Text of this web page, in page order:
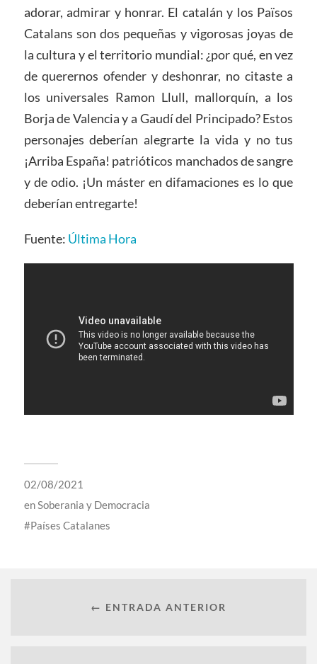
adorar, admirar y honrar. El catalán y los Països
Catalans son dos pequeñas y vigorosas joyas de
la cultura y el territorio mundial: ¿por qué, en vez
de querernos ofender y deshonrar, no citaste a
los universales Ramon Llull, mallorquín, a los
Borja de Valencia y a Gaudí del Principado? Estos
personajes deberían alegrarte la vida y no tus
¡Arriba España! patrióticos manchados de sangre
y de odio. ¡Un máster en difamaciones es lo que
deberían entregarte!
Fuente: Última Hora
02/08/2021
enSoberania y Democracia
Países Catalanes
← ENTRADA ANTERIOR